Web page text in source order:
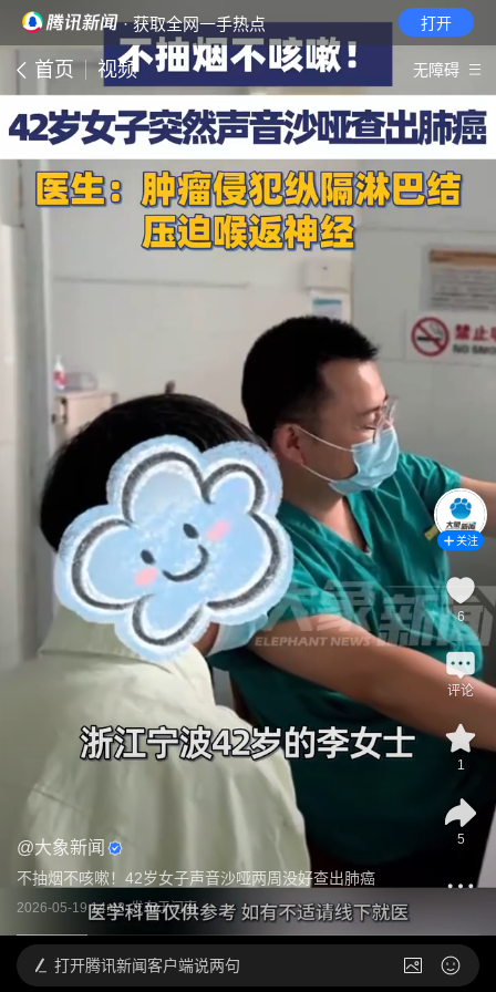
· 获取全网一手热点 打开
首页 视频 无障碍
@大象新闻
不抽烟不咳嗽！42岁女子声音沙哑两周没好查出肺癌
2026-05-19 14:43 发布于河南
关注
6
评论
1
5
打开腾讯新闻客户端说两句